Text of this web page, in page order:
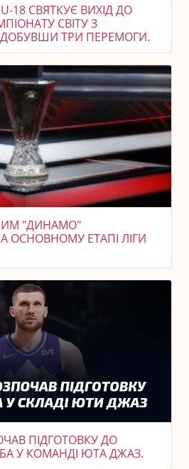
18 СВЯТКУЄ ВИХІД ДО
СВІТУ З
ТРИ ПЕРЕМОГИ.
"ДИНАМО"
ОСНОВНОМУ ЕТАПІ ЛІГИ
ПІДГОТОВКУ ДО
У КОМАНДІ ЮТА ДЖАЗ.